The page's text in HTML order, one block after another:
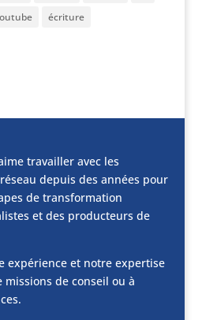
écriture
travailler avec les
depuis des années pour
de transformation
et des producteurs de
expérience et notre expertise
missions de conseil ou à